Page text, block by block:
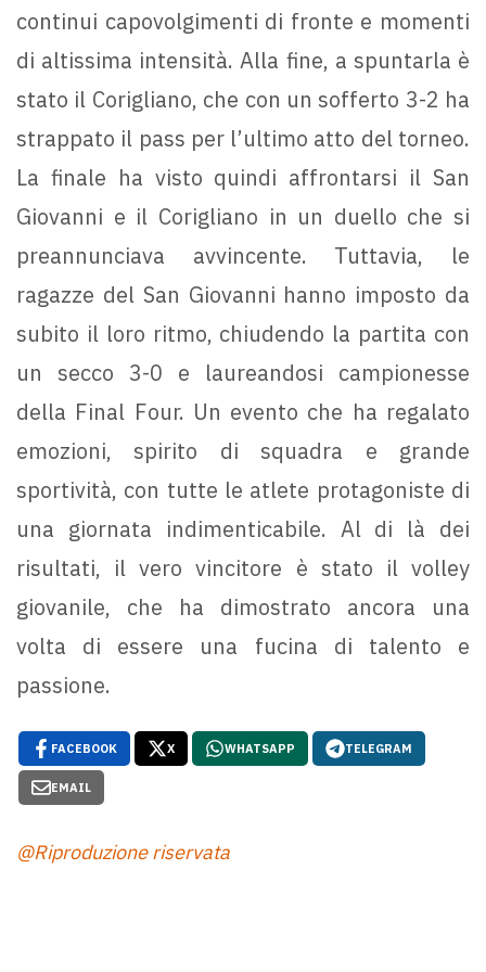
continui capovolgimenti di fronte e momenti
di altissima intensità. Alla fine, a spuntarla è
stato il Corigliano, che con un sofferto 3-2 ha
strappato il pass per l’ultimo atto del torneo.
La finale ha visto quindi affrontarsi il San
Giovanni e il Corigliano in un duello che si
preannunciava avvincente. Tuttavia, le
ragazze del San Giovanni hanno imposto da
subito il loro ritmo, chiudendo la partita con
un secco 3-0 e laureandosi campionesse
della Final Four. Un evento che ha regalato
emozioni, spirito di squadra e grande
sportività, con tutte le atlete protagoniste di
una giornata indimenticabile. Al di là dei
risultati, il vero vincitore è stato il volley
giovanile, che ha dimostrato ancora una
volta di essere una fucina di talento e
passione.
FACEBOOK X WHATSAPP TELEGRAM
EMAIL
@Riproduzione riservata